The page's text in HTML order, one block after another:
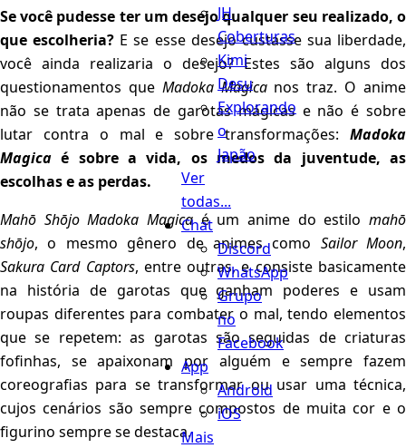
JH
Coberturas
Kimi
Desu
Explorando
o
Japão
Ver
todas...
Chat
Discord
WhatsApp
Grupo
no
Facebook
App
Android
iOS
Mais
Se você pudesse ter um desejo qualquer seu realizado, o
que escolheria? E se esse desejo custasse sua liberdade,
você ainda realizaria o desejo? Estes são alguns dos
questionamentos que Madoka Magicanos traz. O anime
não se trata apenas de garotas mágicas e não é sobre
lutar contra o mal e sobre transformações: Madoka
Magica é sobre a vida, os medos da juventude, as
escolhas e as perdas.
Mahō Shōjo Madoka Magicaé um anime do estilo mahō
shōjo, o mesmo gênero de animes como Sailor Moon,
Sakura Card Captors, entre outras, e consiste basicamente
na história de garotas que ganham poderes e usam
roupas diferentes para combater o mal, tendo elementos
que se repetem: as garotas são seguidas de criaturas
fofinhas, se apaixonam por alguém e sempre fazem
coreografias para se transformar ou usar uma técnica,
cujos cenários são sempre compostos de muita cor e o
figurino sempre se destaca.